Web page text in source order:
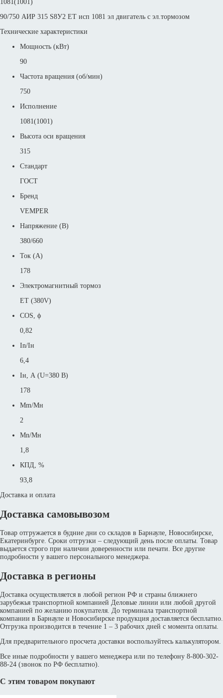
1081(1001)
90/750 АИР 315 S8У2 ET исп 1081 эл двигатель с эл.тормозом
Технические характеристики
Мощность (кВт)
90
Частота вращения (об/мин)
750
Исполнение
1081(1001)
Высота оси вращения
315
Стандарт
ГОСТ
Бренд
VEMPER
Напряжение (В)
380/660
Ток (А)
178
Электромагнитный тормоз
ET (380V)
COS, ϕ
0,82
In/Iн
6,4
Iн, А (U=380 В)
178
Mm/Mн
2
Mn/Mн
1,8
КПД, %
93,8
Доставка и оплата
Доставка самовывозом
Товар отгружается в будние дни со складов в Барнауле, Новосибирске,
Екатеринбурге. Сроки отгрузки – следующий день после оплаты. Товар
выдается строго при наличии доверенности или печати. Все другие
подробности у вашего персонального менеджера.
Доставка в регионы
Доставка осуществляется в любой регион РФ и страны ближнего
зарубежья транспортной компанией Деловые линии или любой другой
компанией по желанию покупателя. До терминала транспортной
компании в Барнауле и Новосибирске продукция доставляется бесплатно.
Отгрузка производится в течение 1 – 3 рабочих дней с момента оплаты.
Для предварительного просчета доставки воспользуйтесь калькулятором.
Все иные подробности у вашего менеджера или по телефону 8-800-302-
88-24 (звонок по РФ бесплатно).
С этим товаром покупают